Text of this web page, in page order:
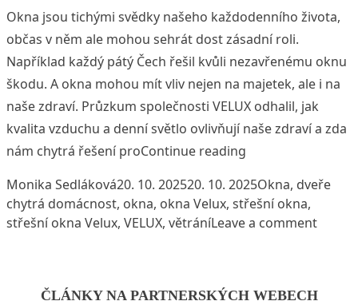
Okna jsou tichými svědky našeho každodenního života,
občas v něm ale mohou sehrát dost zásadní roli.
Například každý pátý Čech řešil kvůli nezavřenému oknu
škodu. A okna mohou mít vliv nejen na majetek, ale i na
naše zdraví. Průzkum společnosti VELUX odhalil, jak
kvalita vzduchu a denní světlo ovlivňují naše zdraví a zda
nám chytrá řešení proContinue reading
Posted by
Monika Sedláková20. 10. 202520. 10. 2025Posted in
Okna, dveře
chytrá domácnost, okna, okna Velux, střešní okna,
střešní okna Velux, VELUX, větráníLeave a commenton
ČLÁNKY NA PARTNERSKÝCH WEBECH